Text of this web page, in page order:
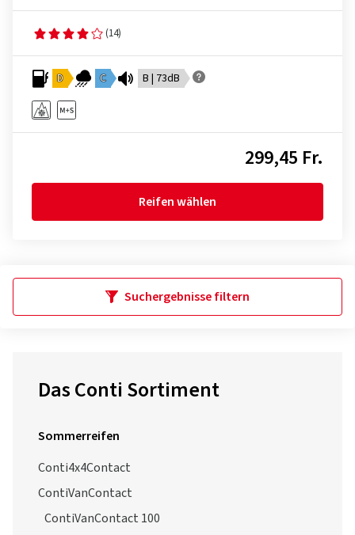
(14)
D C B | 73dB
299,45 Fr.
Reifen wählen
Suchergebnisse filtern
Das Conti Sortiment
Sommerreifen
Conti4x4Contact
ContiVanContact
ContiVanContact 100